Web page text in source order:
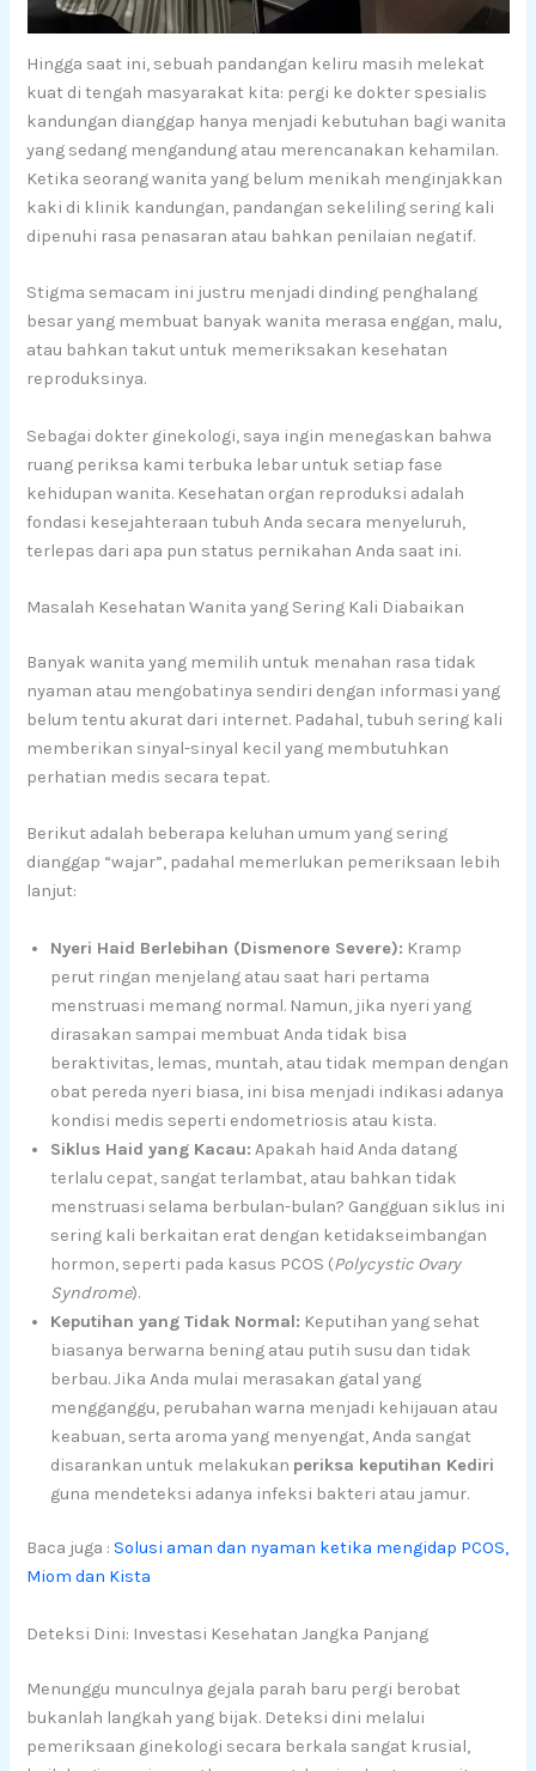
Hingga saat ini, sebuah pandangan keliru masih melekat
kuat di tengah masyarakat kita: pergi ke dokter spesialis
kandungan dianggap hanya menjadi kebutuhan bagi wanita
yang sedang mengandung atau merencanakan kehamilan.
Ketika seorang wanita yang belum menikah menginjakkan
kaki di klinik kandungan, pandangan sekeliling sering kali
dipenuhi rasa penasaran atau bahkan penilaian negatif.
Stigma semacam ini justru menjadi dinding penghalang
besar yang membuat banyak wanita merasa enggan, malu,
atau bahkan takut untuk memeriksakan kesehatan
reproduksinya.
Sebagai dokter ginekologi, saya ingin menegaskan bahwa
ruang periksa kami terbuka lebar untuk setiap fase
kehidupan wanita. Kesehatan organ reproduksi adalah
fondasi kesejahteraan tubuh Anda secara menyeluruh,
terlepas dari apa pun status pernikahan Anda saat ini.
Masalah Kesehatan Wanita yang Sering Kali Diabaikan
Banyak wanita yang memilih untuk menahan rasa tidak
nyaman atau mengobatinya sendiri dengan informasi yang
belum tentu akurat dari internet. Padahal, tubuh sering kali
memberikan sinyal-sinyal kecil yang membutuhkan
perhatian medis secara tepat.
Berikut adalah beberapa keluhan umum yang sering
dianggap “wajar”, padahal memerlukan pemeriksaan lebih
lanjut:
Nyeri Haid Berlebihan (Dismenore Severe): Kramp
perut ringan menjelang atau saat hari pertama
menstruasi memang normal. Namun, jika nyeri yang
dirasakan sampai membuat Anda tidak bisa
beraktivitas, lemas, muntah, atau tidak mempan dengan
obat pereda nyeri biasa, ini bisa menjadi indikasi adanya
kondisi medis seperti endometriosis atau kista.
Siklus Haid yang Kacau: Apakah haid Anda datang
terlalu cepat, sangat terlambat, atau bahkan tidak
menstruasi selama berbulan-bulan? Gangguan siklus ini
sering kali berkaitan erat dengan ketidakseimbangan
hormon, seperti pada kasus PCOS (Polycystic Ovary
Syndrome).
Keputihan yang Tidak Normal: Keputihan yang sehat
biasanya berwarna bening atau putih susu dan tidak
berbau. Jika Anda mulai merasakan gatal yang
mengganggu, perubahan warna menjadi kehijauan atau
keabuan, serta aroma yang menyengat, Anda sangat
disarankan untuk melakukan periksa keputihan Kediri
guna mendeteksi adanya infeksi bakteri atau jamur.
Baca juga :Solusi aman dan nyaman ketika mengidap PCOS,
Miom dan Kista
Deteksi Dini: Investasi Kesehatan Jangka Panjang
Menunggu munculnya gejala parah baru pergi berobat
bukanlah langkah yang bijak. Deteksi dini melalui
pemeriksaan ginekologi secara berkala sangat krusial,